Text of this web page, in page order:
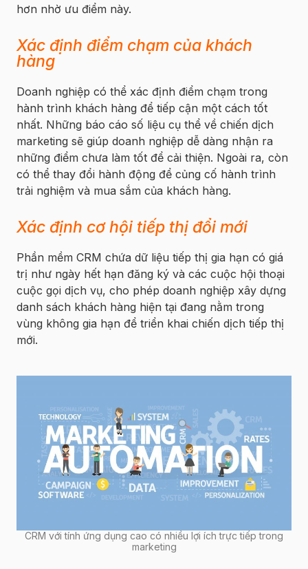
hơn nhờ ưu điểm này.
Xác định điểm chạm của khách
hàng
Doanh nghiệp có thể xác định điểm chạm trong
hành trình khách hàng để tiếp cận một cách tốt
nhất. Những báo cáo số liệu cụ thể về chiến dịch
marketing sẽ giúp doanh nghiệp dễ dàng nhận ra
những điểm chưa làm tốt để cải thiện. Ngoài ra, còn
có thể thay đổi hành động để củng cố hành trình
trải nghiệm và mua sắm của khách hàng.
Xác định cơ hội tiếp thị đổi mới
Phần mềm CRM chứa dữ liệu tiếp thị gia hạn có giá
trị như ngày hết hạn đăng ký và các cuộc hội thoại
cuộc gọi dịch vụ, cho phép doanh nghiệp xây dựng
danh sách khách hàng hiện tại đang nằm trong
vùng không gia hạn để triển khai chiến dịch tiếp thị
mới.
CRM với tính ứng dụng cao có nhiều lợi ích trực tiếp trong
marketing